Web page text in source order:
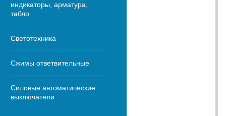
индикаторы, арматура,
табло
Светотехника
Сжимы ответвительные
Силовые автоматические
выключатели